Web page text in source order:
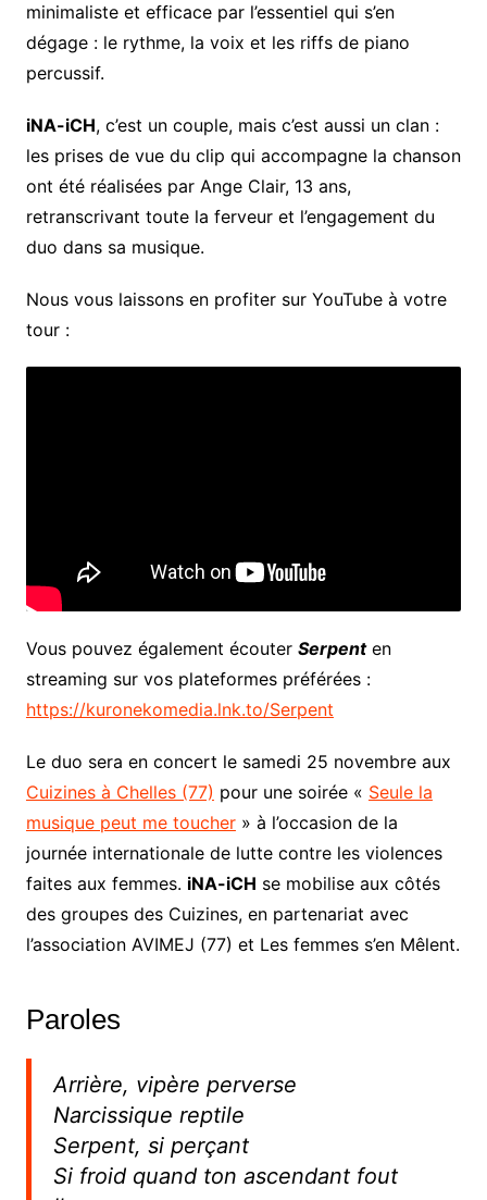
minimaliste et efficace par l’essentiel qui s’en
dégage : le rythme, la voix et les riffs de piano
percussif.
iNA-iCH, c’est un couple, mais c’est aussi un clan :
les prises de vue du clip qui accompagne la chanson
ont été réalisées par Ange Clair, 13 ans,
retranscrivant toute la ferveur et l’engagement du
duo dans sa musique.
Nous vous laissons en profiter sur YouTube à votre
tour :
Vous pouvez également écouter Serpenten
streaming sur vos plateformes préférées :
https://kuronekomedia.lnk.to/Serpent
Le duo sera en concert le samedi 25 novembre aux
Cuizines à Chelles (77) pour une soirée « Seule la
musique peut me toucher» à l’occasion de la
journée internationale de lutte contre les violences
faites aux femmes. iNA-iCH se mobilise aux côtés
des groupes des Cuizines, en partenariat avec
l’association AVIMEJ (77) et Les femmes s’en Mêlent.
Paroles
Arrière, vipère perverse
Narcissique reptile
Serpent, si perçant
Si froid quand ton ascendant fout